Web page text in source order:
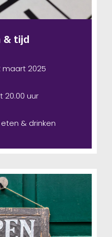
& tijd
maart 2025
20.00 uur
& drinken